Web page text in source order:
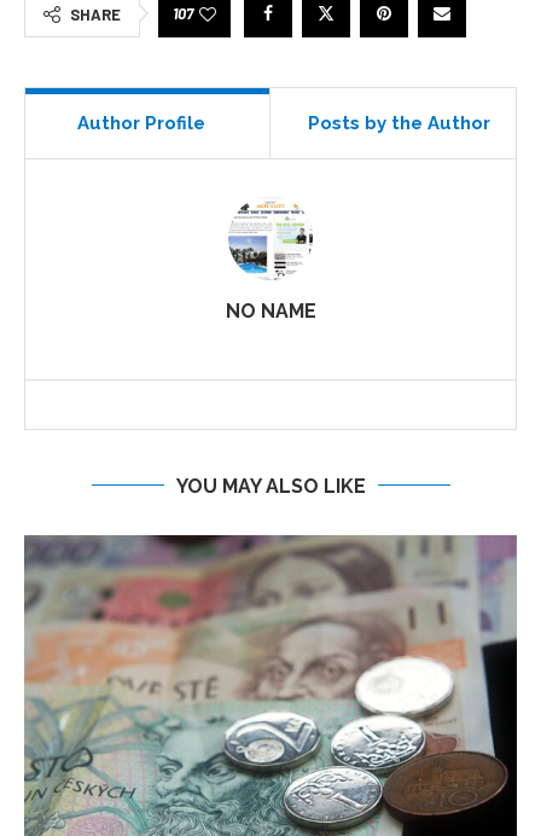
SHARE 107
Author Profile Posts by the Author
NO NAME
YOU MAY ALSO LIKE